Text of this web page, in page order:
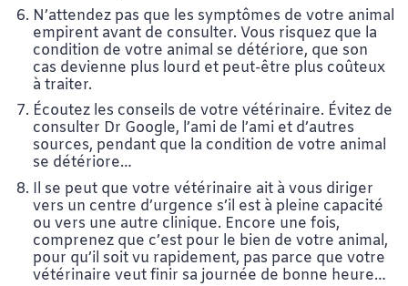
N’attendez pas que les symptômes de votre animal
empirent avant de consulter. Vous risquez que la
condition de votre animal se détériore, que son
cas devienne plus lourd et peut-être plus coûteux
à traiter.
Écoutez les conseils de votre vétérinaire. Évitez de
consulter Dr Google, l’ami de l’ami et d’autres
sources, pendant que la condition de votre animal
se détériore…
Il se peut que votre vétérinaire ait à vous diriger
vers un centre d’urgence s’il est à pleine capacité
ou vers une autre clinique. Encore une fois,
comprenez que c’est pour le bien de votre animal,
pour qu’il soit vu rapidement, pas parce que votre
vétérinaire veut finir sa journée de bonne heure…